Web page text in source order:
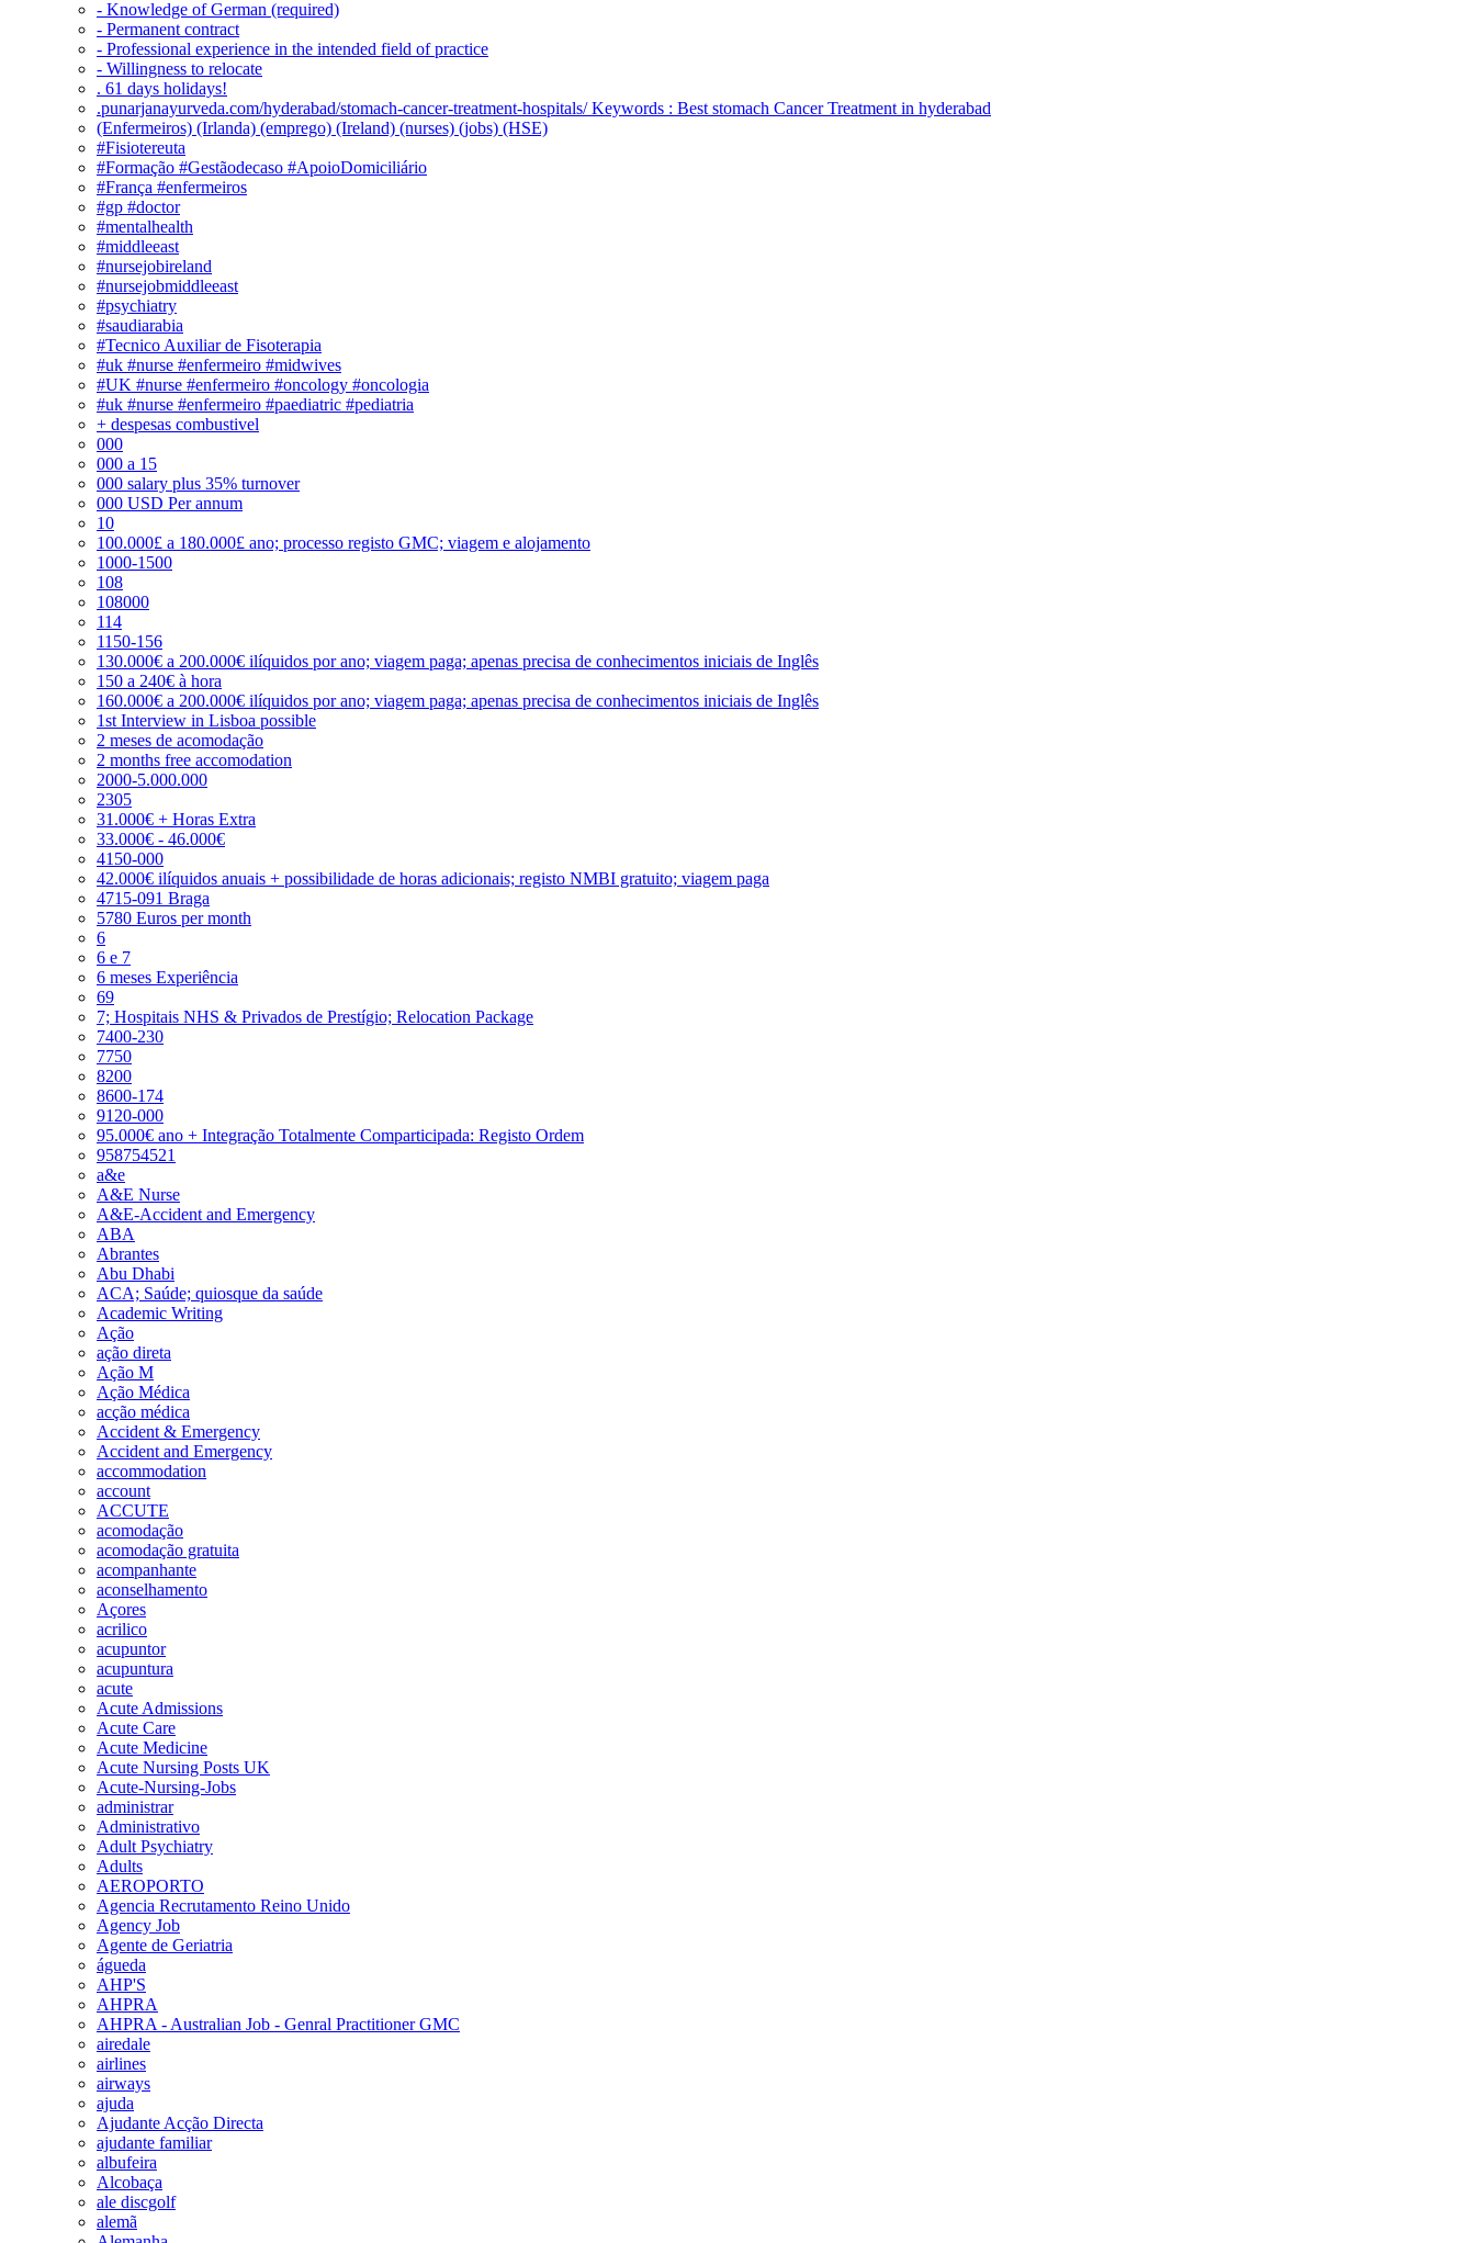
- Knowledge of German (required)
- Permanent contract
- Professional experience in the intended field of practice
- Willingness to relocate
. 61 days holidays!
.punarjanayurveda.com/hyderabad/stomach-cancer-treatment-hospitals/ Keywords : Best stomach Cancer Treatment in hyderabad
(Enfermeiros) (Irlanda) (emprego) (Ireland) (nurses) (jobs) (HSE)
#Fisiotereuta
#Formação #Gestãodecaso #ApoioDomiciliário
#França #enfermeiros
#gp #doctor
#mentalhealth
#middleeast
#nursejobireland
#nursejobmiddleeast
#psychiatry
#saudiarabia
#Tecnico Auxiliar de Fisoterapia
#uk #nurse #enfermeiro #midwives
#UK #nurse #enfermeiro #oncology #oncologia
#uk #nurse #enfermeiro #paediatric #pediatria
+ despesas combustivel
000
000 a 15
000 salary plus 35% turnover
000 USD Per annum
10
100.000£ a 180.000£ ano; processo registo GMC; viagem e alojamento
1000-1500
108
108000
114
1150-156
130.000€ a 200.000€ ilíquidos por ano; viagem paga; apenas precisa de conhecimentos iniciais de Inglês
150 a 240€ à hora
160.000€ a 200.000€ ilíquidos por ano; viagem paga; apenas precisa de conhecimentos iniciais de Inglês
1st Interview in Lisboa possible
2 meses de acomodação
2 months free accomodation
2000-5.000.000
2305
31.000€ + Horas Extra
33.000€ - 46.000€
4150-000
42.000€ ilíquidos anuais + possibilidade de horas adicionais; registo NMBI gratuito; viagem paga
4715-091 Braga
5780 Euros per month
6
6 e 7
6 meses Experiência
69
7; Hospitais NHS & Privados de Prestígio; Relocation Package
7400-230
7750
8200
8600-174
9120-000
95.000€ ano + Integração Totalmente Comparticipada: Registo Ordem
958754521
a&e
A&E Nurse
A&E-Accident and Emergency
ABA
Abrantes
Abu Dhabi
ACA; Saúde; quiosque da saúde
Academic Writing
Ação
ação direta
Ação M
Ação Médica
acção médica
Accident & Emergency
Accident and Emergency
accommodation
account
ACCUTE
acomodação
acomodação gratuita
acompanhante
aconselhamento
Açores
acrilico
acupuntor
acupuntura
acute
Acute Admissions
Acute Care
Acute Medicine
Acute Nursing Posts UK
Acute-Nursing-Jobs
administrar
Administrativo
Adult Psychiatry
Adults
AEROPORTO
Agencia Recrutamento Reino Unido
Agency Job
Agente de Geriatria
águeda
AHP'S
AHPRA
AHPRA - Australian Job - Genral Practitioner GMC
airedale
airlines
airways
ajuda
Ajudante Acção Directa
ajudante familiar
albufeira
Alcobaça
ale discgolf
alemã